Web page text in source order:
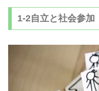
1-2自立と社会参加